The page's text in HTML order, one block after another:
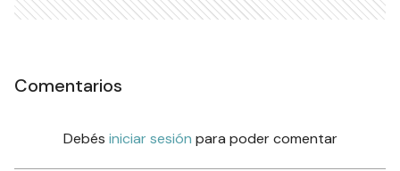
Comentarios
Debés iniciar sesión para poder comentar